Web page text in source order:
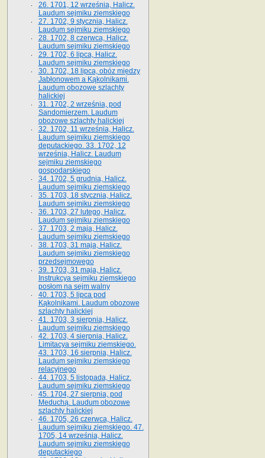
26. 1701, 12 września, Halicz.
Laudum sejmiku ziemskiego
27. 1702, 9 stycznia, Halicz.
Laudum sejmiku ziemskiego
28. 1702, 8 czerwca, Halicz.
Laudum sejmiku ziemskiego
29. 1702, 6 lipca, Halicz.
Laudum sejmiku ziemskiego
30. 1702, 18 lipca, obóz między
Jabłonowem a Kąkolnikami.
Laudum obozowe szlachty
halickiej
31. 1702, 2 września, pod
Sandomierzem. Laudum
obozowe szlachty halickiej
32. 1702, 11 września, Halicz.
Laudum sejmiku ziemskiego
deputackiego. 33. 1702, 12
września, Halicz. Laudum
sejmiku ziemskiego
gospodarskiego
34. 1702, 5 grudnia, Halicz.
Laudum sejmiku ziemskiego
35. 1703, 18 stycznia, Halicz.
Laudum sejmiku ziemskiego
36. 1703, 27 lutego, Halicz.
Laudum sejmiku ziemskiego
37. 1703, 2 maja, Halicz.
Laudum sejmiku ziemskiego
38. 1703, 31 maja, Halicz.
Laudum sejmiku ziemskiego
przedsejmowego
39. 1703, 31 maja, Halicz.
Instrukcya sejmiku ziemskiego
posłom na sejm walny
40. 1703, 5 lipca pod
Kąkolnikami. Laudum obozowe
szlachty halickiej
41­. 1703, 3 sierpnia, Halicz.
Laudum sejmiku ziemskiego
42. 1703, 4 sierpnia, Halicz.
Limitacya sejmiku ziemskiego.
43. 1703, 16 sierpnia, Halicz.
Laudum sejmiku ziemskiego
relacyjnego
44. 1703, 5 listopada, Halicz.
Laudum sejmiku ziemskiego
45. 1704, 27 sierpnia, pod
Meduchą. Laudum obozowe
szlachty halickiej
46. 1705, 26 czerwca, Halicz.
Laudum sejmiku ziemskiego. 47.
1705, 14 września, Halicz.
Laudum sejmiku ziemskiego
deputackiego